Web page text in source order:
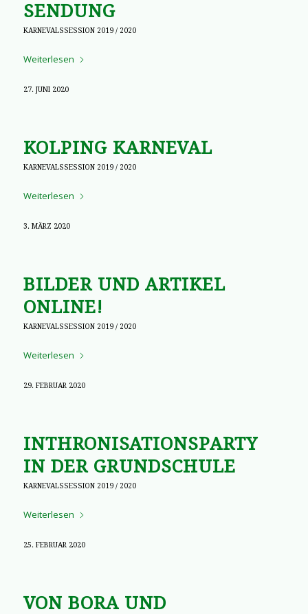
SENDUNG
KARNEVALSSESSION 2019 / 2020
Weiterlesen
27. JUNI 2020
KOLPING KARNEVAL
KARNEVALSSESSION 2019 / 2020
Weiterlesen
3. MÄRZ 2020
BILDER UND ARTIKEL
ONLINE!
KARNEVALSSESSION 2019 / 2020
Weiterlesen
29. FEBRUAR 2020
INTHRONISATIONSPARTY
IN DER GRUNDSCHULE
KARNEVALSSESSION 2019 / 2020
Weiterlesen
25. FEBRUAR 2020
VON BORA UND